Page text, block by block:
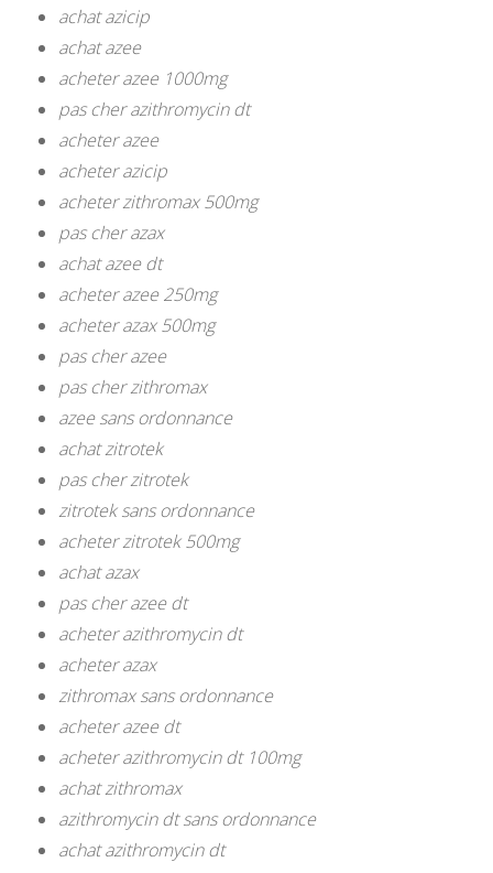
achat azicip
achat azee
acheter azee 1000mg
pas cher azithromycin dt
acheter azee
acheter azicip
acheter zithromax 500mg
pas cher azax
achat azee dt
acheter azee 250mg
acheter azax 500mg
pas cher azee
pas cher zithromax
azee sans ordonnance
achat zitrotek
pas cher zitrotek
zitrotek sans ordonnance
acheter zitrotek 500mg
achat azax
pas cher azee dt
acheter azithromycin dt
acheter azax
zithromax sans ordonnance
acheter azee dt
acheter azithromycin dt 100mg
achat zithromax
azithromycin dt sans ordonnance
achat azithromycin dt